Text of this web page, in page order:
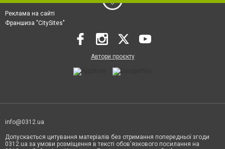
Реклама на сайті
Франшиза "CitySites"
Автори проєкту
info@0312.ua
Допускається цитування матеріалів без отримання попередньої згоди
0312.ua за умови розміщення в тексті обов'язкового посилання на